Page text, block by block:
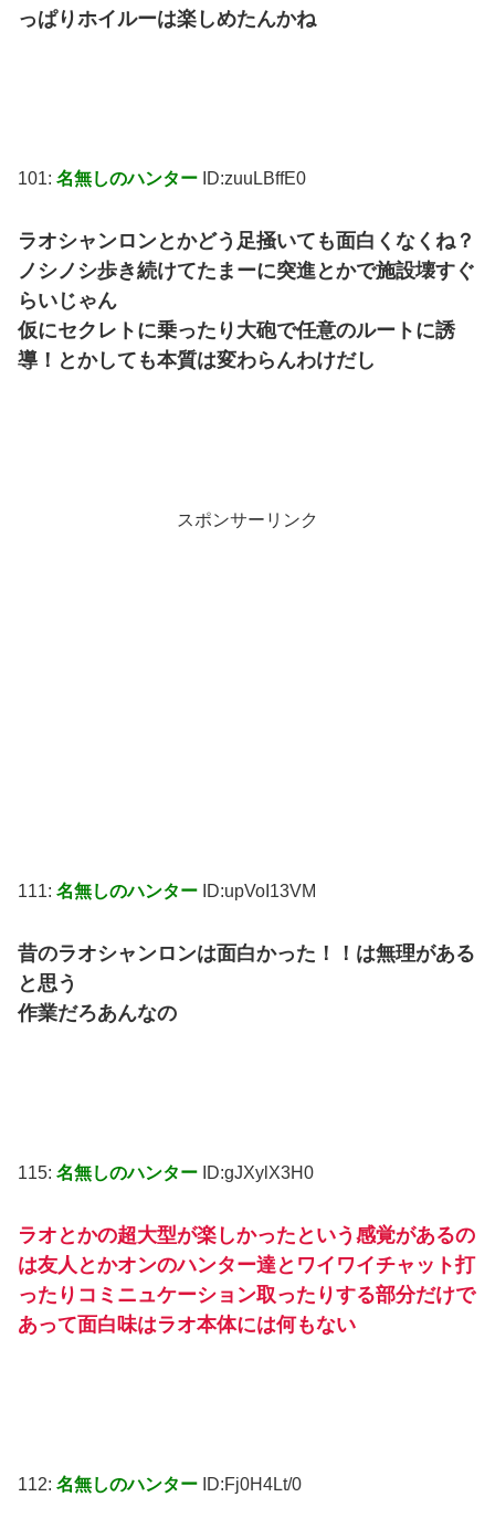
っぱりホイルーは楽しめたんかね
101: 名無しのハンター ID:zuuLBffE0
ラオシャンロンとかどう足掻いても面白くなくね？
ノシノシ歩き続けてたまーに突進とかで施設壊すぐ
らいじゃん
仮にセクレトに乗ったり大砲で任意のルートに誘
導！とかしても本質は変わらんわけだし
スポンサーリンク
111: 名無しのハンター ID:upVoI13VM
昔のラオシャンロンは面白かった！！は無理がある
と思う
作業だろあんなの
115: 名無しのハンター ID:gJXylX3H0
ラオとかの超大型が楽しかったという感覚があるの
は友人とかオンのハンター達とワイワイチャット打
ったりコミニュケーション取ったりする部分だけで
あって面白味はラオ本体には何もない
112: 名無しのハンター ID:Fj0H4Lt/0